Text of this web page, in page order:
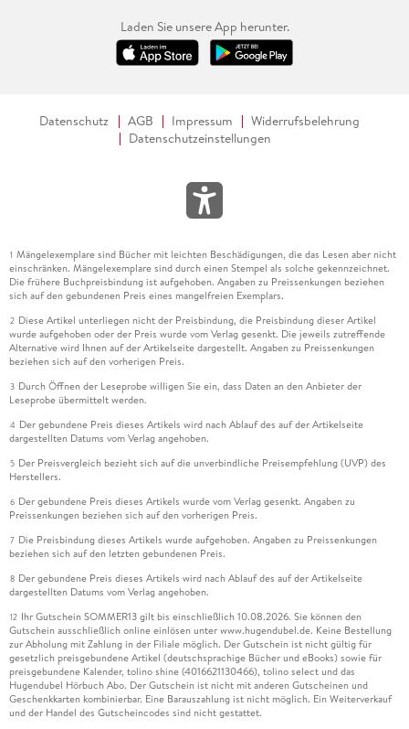
Laden Sie unsere App herunter.
Datenschutz AGB Impressum
Widerrufsbelehrung
Datenschutzeinstellungen
1 Mängelexemplare sind Bücher mit leichten Beschädigungen, die das Lesen aber nicht
einschränken. Mängelexemplare sind durch einen Stempel als solche gekennzeichnet.
Die frühere Buchpreisbindung ist aufgehoben. Angaben zu Preissenkungen beziehen
sich auf den gebundenen Preis eines mangelfreien Exemplars.
2 Diese Artikel unterliegen nicht der Preisbindung, die Preisbindung dieser Artikel
wurde aufgehoben oder der Preis wurde vom Verlag gesenkt. Die jeweils zutreffende
Alternative wird Ihnen auf der Artikelseite dargestellt. Angaben zu Preissenkungen
beziehen sich auf den vorherigen Preis.
3 Durch Öffnen der Leseprobe willigen Sie ein, dass Daten an den Anbieter der
Leseprobe übermittelt werden.
4 Der gebundene Preis dieses Artikels wird nach Ablauf des auf der Artikelseite
dargestellten Datums vom Verlag angehoben.
5 Der Preisvergleich bezieht sich auf die unverbindliche Preisempfehlung (UVP) des
Herstellers.
6 Der gebundene Preis dieses Artikels wurde vom Verlag gesenkt. Angaben zu
Preissenkungen beziehen sich auf den vorherigen Preis.
7 Die Preisbindung dieses Artikels wurde aufgehoben. Angaben zu Preissenkungen
beziehen sich auf den letzten gebundenen Preis.
8 Der gebundene Preis dieses Artikels wird nach Ablauf des auf der Artikelseite
dargestellten Datums vom Verlag angehoben.
12 Ihr Gutschein SOMMER13 gilt bis einschließlich 10.08.2026. Sie können den
Gutschein ausschließlich online einlösen unter www.hugendubel.de. Keine Bestellung
zur Abholung mit Zahlung in der Filiale möglich. Der Gutschein ist nicht gültig für
gesetzlich preisgebundene Artikel (deutschsprachige Bücher und eBooks) sowie für
preisgebundene Kalender, tolino shine (4016621130466), tolino select und das
Hugendubel Hörbuch Abo. Der Gutschein ist nicht mit anderen Gutscheinen und
Geschenkkarten kombinierbar. Eine Barauszahlung ist nicht möglich. Ein Weiterverkauf
und der Handel des Gutscheincodes sind nicht gestattet.